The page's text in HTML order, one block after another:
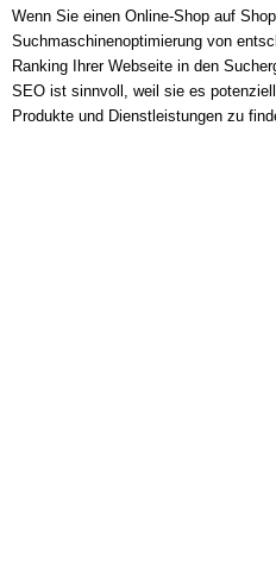
Wenn Sie einen Online-Shop auf
Suchmaschinenoptimierung von
Ranking Ihrer Webseite in den
SEO ist sinnvoll, weil sie es
Produkte und Dienstleistungen zu